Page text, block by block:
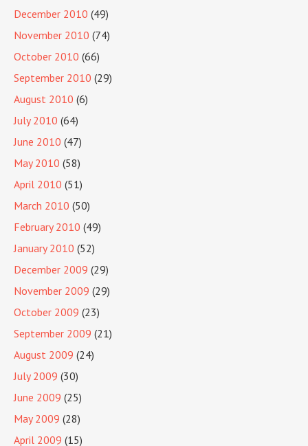
December 2010 (49)
November 2010 (74)
October 2010 (66)
September 2010 (29)
August 2010 (6)
July 2010 (64)
June 2010 (47)
May 2010 (58)
April 2010 (51)
March 2010 (50)
February 2010 (49)
January 2010 (52)
December 2009 (29)
November 2009 (29)
October 2009 (23)
September 2009 (21)
August 2009 (24)
July 2009 (30)
June 2009 (25)
May 2009 (28)
April 2009 (15)